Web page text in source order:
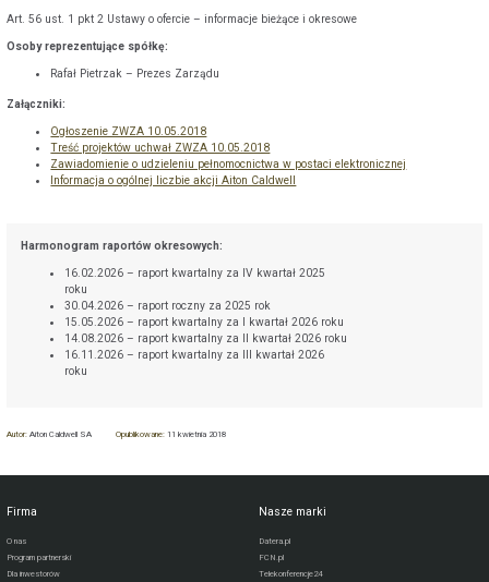
Art. 56 ust. 1 pkt 2 Ustawy o ofercie – informacje bieżące i okresowe
Osoby reprezentujące spółkę:
Rafał Pietrzak – Prezes Zarządu
Załączniki:
Ogłoszenie ZWZA 10.05.2018
Treść projektów uchwał ZWZA 10.05.2018
Zawiadomienie o udzieleniu pełnomocnictwa w postaci elektronicznej
Informacja o ogólnej liczbie akcji Aiton Caldwell
Harmonogram raportów okresowych:
16.02.2026 – raport kwartalny za IV kwartał 2025
roku
30.04.2026 – raport roczny za 2025 rok
15.05.2026 – raport kwartalny za I kwartał 2026 roku
14.08.2026 – raport kwartalny za II kwartał 2026 roku
16.11.2026 – raport kwartalny za III kwartał 2026
roku
Autor:Aiton Caldwell SA Opublikowane: 11 kwietnia 2018
Firma
O nas
Program partnerski
Dla inwestorów
Nasze marki
Datera.pl
FCN.pl
Telekonferencje24